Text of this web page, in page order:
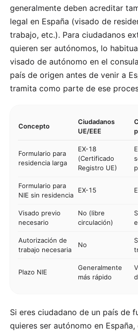
generalmente deben acreditar
legal en España (visado de
trabajo, etc.). Para ciudadanos
quieren ser autónomos, lo
visado de autónomo en el
país de origen antes de venir a
tramita como parte de ese
Concepto
Ciudadanos
UE/EEE
Formulario para
residencia larga
EX-18
(Certificado
Registro UE)
Formulario para
NIE sin residencia
EX-15
Visado previo
necesario
No (libre
circulación)
Autorización de
trabajo necesaria
No
Plazo NIE
Generalmente
más rápido
Si eres ciudadano de un país de
quieres ser autónomo en